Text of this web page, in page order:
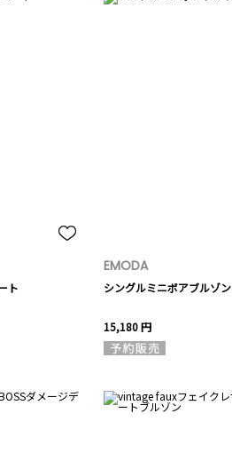
ト
EMODA
シングルミニボアブルゾン
15,180 円